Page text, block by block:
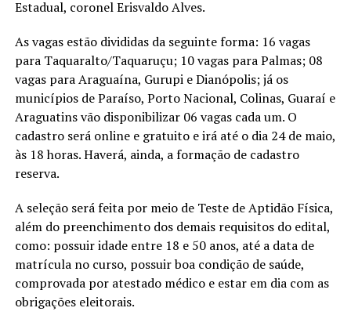
Estadual, coronel Erisvaldo Alves.
As vagas estão divididas da seguinte forma: 16 vagas
para Taquaralto/Taquaruçu; 10 vagas para Palmas; 08
vagas para Araguaína, Gurupi e Dianópolis; já os
municípios de Paraíso, Porto Nacional, Colinas, Guaraí e
Araguatins vão disponibilizar 06 vagas cada um. O
cadastro será online e gratuito e irá até o dia 24 de maio,
às 18 horas. Haverá, ainda, a formação de cadastro
reserva.
A seleção será feita por meio de Teste de Aptidão Física,
além do preenchimento dos demais requisitos do edital,
como: possuir idade entre 18 e 50 anos, até a data de
matrícula no curso, possuir boa condição de saúde,
comprovada por atestado médico e estar em dia com as
obrigações eleitorais.